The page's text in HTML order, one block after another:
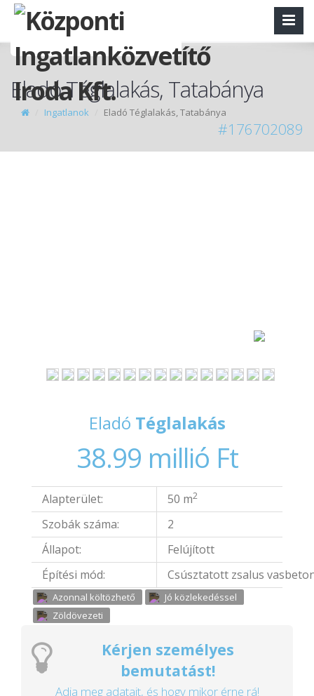
Eladó Téglalakás, Tatabánya
Ingatlanok Eladó Téglalakás, Tatabánya
#176702089
Eladó Téglalakás
38.99 millió Ft
Alapterület: 50 m2
Szobák száma:
2
Állapot:
Felújított
Építési mód:
Csúsztatott zsalus
Azonnal költözhető
Jó közlekedéssel
Zöldövezeti
Kérjen személyes
bemutatást!
Adja meg adatait, és hogy mikor érne rá!